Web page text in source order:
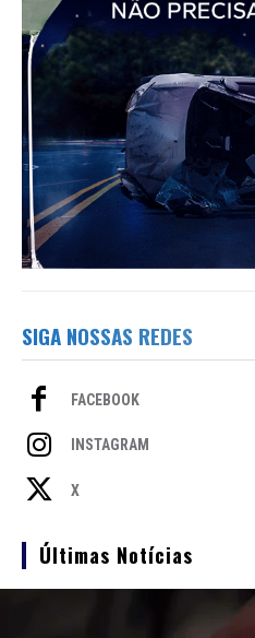
SIGA NOSSAS REDES
FACEBOOK
INSTAGRAM
X
Últimas Notícias